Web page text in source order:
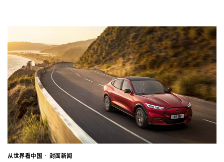
从世界看中国 封面新闻